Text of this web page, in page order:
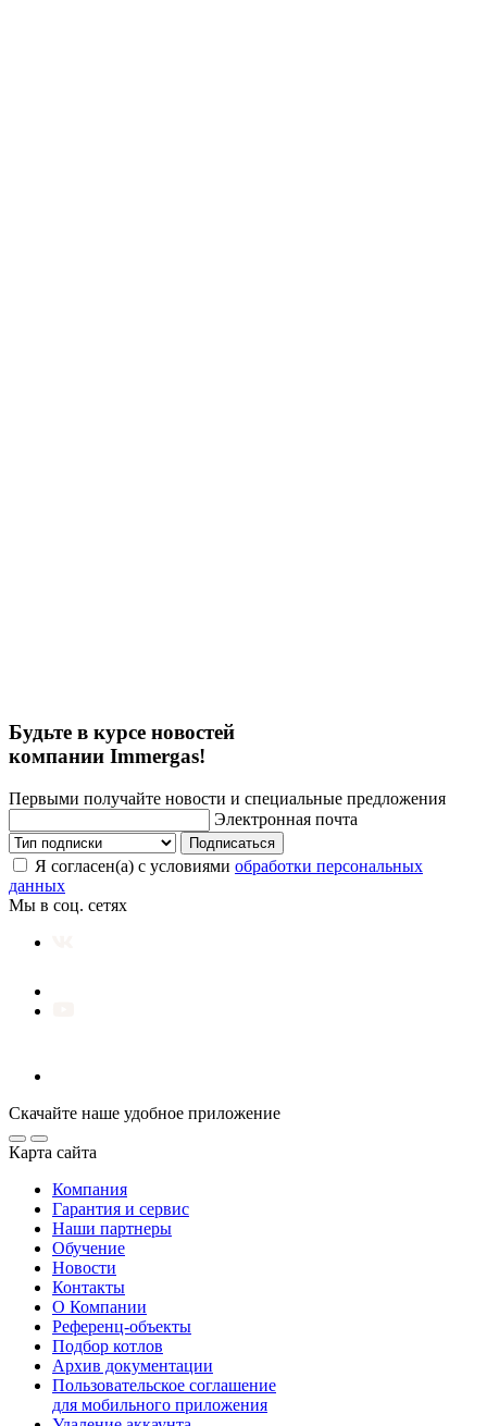
Будьте в курсе новостей
компании Immergas!
Первыми получайте новости и специальные предложения
Электронная почта
Подписаться
Я согласен(а) с условиями обработки персональных
данных
Мы в соц. сетях
Скачайте наше удобное приложение
Карта сайта
Компания
Гарантия и сервис
Наши партнеры
Обучение
Новости
Контакты
О Компании
Референц-объекты
Подбор котлов
Архив документации
Пользовательское соглашение
для мобильного приложения